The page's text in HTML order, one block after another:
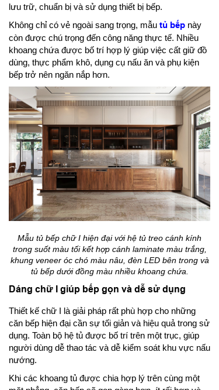
lưu trữ, chuẩn bị và sử dụng thiết bị bếp.
Không chỉ có vẻ ngoài sang trọng, mẫu tủ bếp này
còn được chú trọng đến công năng thực tế. Nhiều
khoang chứa được bố trí hợp lý giúp việc cất giữ đồ
dùng, thực phẩm khô, dụng cụ nấu ăn và phụ kiện
bếp trở nên ngăn nắp hơn.
Mẫu tủ bếp chữ I hiện đại với hệ tủ treo cánh kính
trong suốt màu tối kết hợp cánh laminate màu trắng,
khung veneer óc chó màu nâu, đèn LED bên trong và
tủ bếp dưới đồng màu nhiều khoang chứa.
Dáng chữ I giúp bếp gọn và dễ sử dụng
Thiết kế chữ I là giải pháp rất phù hợp cho những
căn bếp hiện đại cần sự tối giản và hiệu quả trong sử
dụng. Toàn bộ hệ tủ được bố trí trên một trục, giúp
người dùng dễ thao tác và dễ kiểm soát khu vực nấu
nướng.
Khi các khoang tủ được chia hợp lý trên cùng một